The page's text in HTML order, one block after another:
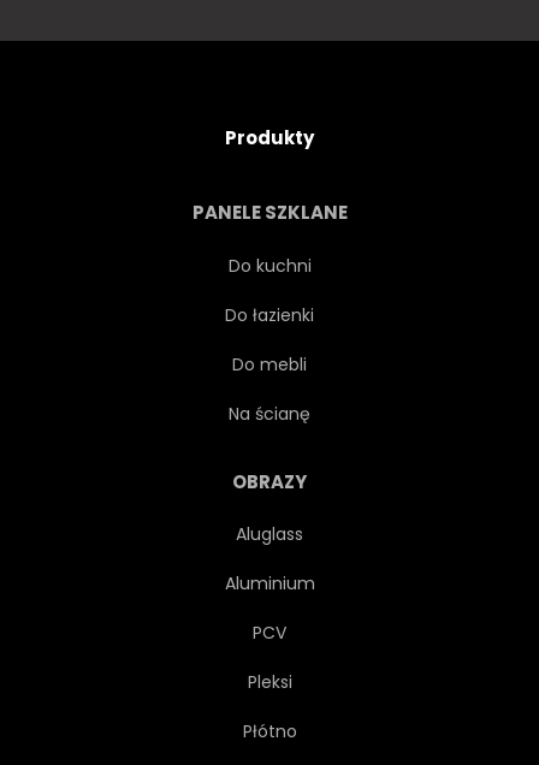
Produkty
PANELE SZKLANE
Do kuchni
Do łazienki
Do mebli
Na ścianę
OBRAZY
Aluglass
Aluminium
PCV
Pleksi
Płótno